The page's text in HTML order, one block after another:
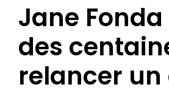
Jane
des
relancer